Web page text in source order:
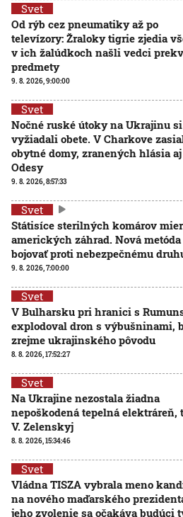
Svet
Od rýb cez pneumatiky až po
televízory: Žraloky tigrie zjedia
v ich žalúdkoch našli vedci
predmety
9. 8. 2026, 9:00:00
Svet
Nočné ruské útoky na Ukrajinu si
vyžiadali obete. V Charkove
obytné domy, zranených hlásia
Odesy
9. 8. 2026, 8:57:33
Svet
Státisíce sterilných komárov
amerických záhrad. Nová metóda
bojovať proti nebezpečnému
9. 8. 2026, 7:00:00
Svet
V Bulharsku pri hranici s
explodoval dron s výbušninami,
zrejme ukrajinského pôvodu
8. 8. 2026, 17:52:27
Svet
Na Ukrajine nezostala žiadna
nepoškodená tepelná elektráreň,
V. Zelenskyj
8. 8. 2026, 15:34:46
Svet
Vládna TISZA vybrala meno
na nového maďarského
jeho zvolenie sa očakáva budúci